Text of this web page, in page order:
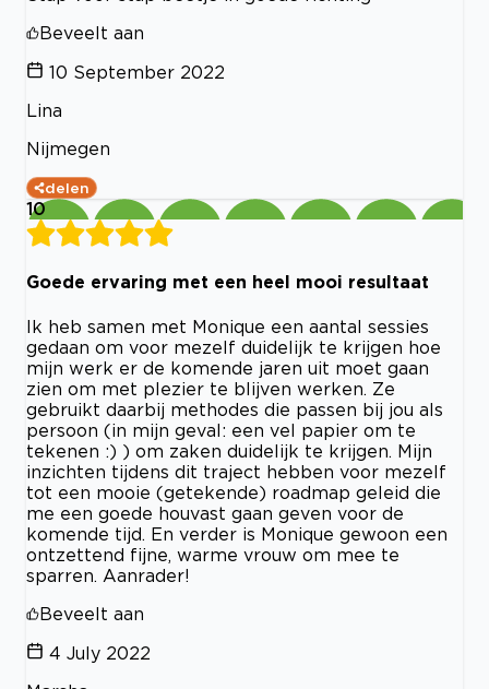
Beveelt aan
10 September 2022
Lina
Nijmegen
delen
10
Goede ervaring met een heel mooi resultaat
Ik heb samen met Monique een aantal sessies
gedaan om voor mezelf duidelijk te krijgen hoe
mijn werk er de komende jaren uit moet gaan
zien om met plezier te blijven werken. Ze
gebruikt daarbij methodes die passen bij jou als
persoon (in mijn geval: een vel papier om te
tekenen :) ) om zaken duidelijk te krijgen. Mijn
inzichten tijdens dit traject hebben voor mezelf
tot een mooie (getekende) roadmap geleid die
me een goede houvast gaan geven voor de
komende tijd. En verder is Monique gewoon een
ontzettend fijne, warme vrouw om mee te
sparren. Aanrader!
Beveelt aan
4 July 2022